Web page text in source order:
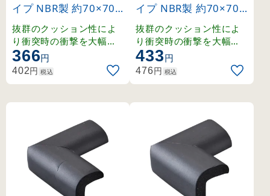
イプ NBR製 約70×70×
34mm イエロー (2463
61)
抜群のクッション性によ
り衝突時の衝撃を大幅に
緩和。工場内設備や机の
角に。
366円
402円 税込
イプ NBR製 約70×70×
44mm イエロー (2463
62)
抜群のクッション性によ
り衝突時の衝撃を大幅に
緩和。工場内設備や机の
角に。
433円
476円 税込